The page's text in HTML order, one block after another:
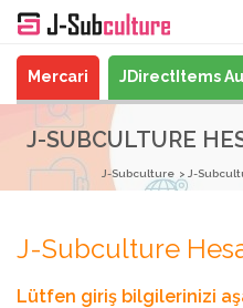
Mercari JDirectItems
J-SUBCULTURE
J-Subculture J-
J-Subculture
Lütfen giriş bilgilerinizi